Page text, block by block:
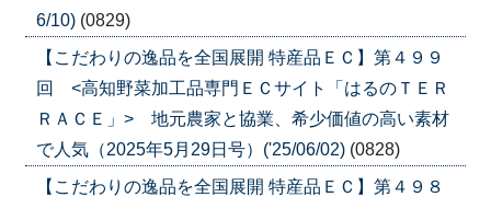
6/10) (0829)
【こだわりの逸品を全国展開 特産品ＥＣ】第４９９
回 <高知野菜加工品専門ＥＣサイト「はるのＴＥＲ
ＲＡＣＥ」> 地元農家と協業、希少価値の高い素材
で人気（2025年5月29日号）('25/06/02) (0828)
【こだわりの逸品を全国展開 特産品ＥＣ】第４９８